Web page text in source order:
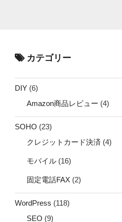
カテゴリー
DIY (6)
Amazon商品レビュー (4)
SOHO (23)
クレジットカード決済 (4)
モバイル (16)
固定電話FAX (2)
WordPress (118)
SEO (9)